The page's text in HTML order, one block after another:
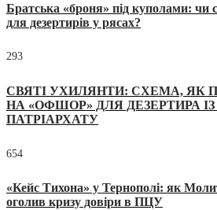
Братська «броня» під куполами:
для дезертирів у рясах?
293
СВЯТІ УХИЛЯНТИ: СХЕМА, ЯК
НА «ОФШОР» ДЛЯ ДЕЗЕРТИРА
ПАТРІАРХАТУ
654
«Кейс Тихона» у Тернополі: як
оголив кризу довіри в ПЦУ